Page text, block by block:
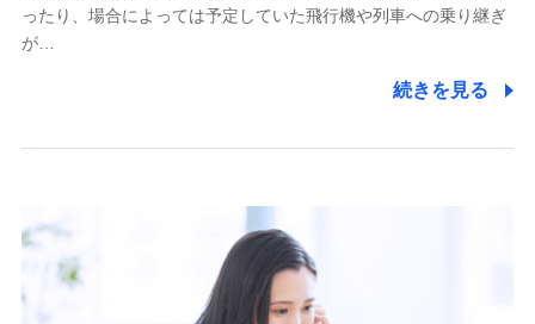
ったり、場合によっては予定していた飛行機や列車への乗り継ぎ
が…
続きを見る